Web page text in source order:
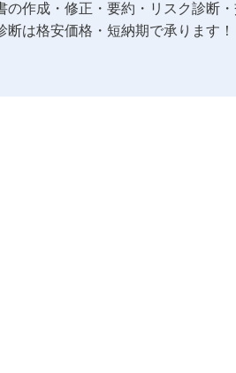
作成・修正・要約・リスク診断・
は格安価格・短納期で承ります！